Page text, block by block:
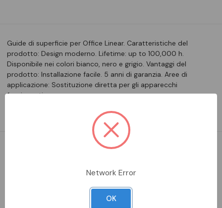
Guide di superficie per Office Linear. Caratteristiche del
prodotto: Design moderno. Lifetime: up to 100,000 h.
Disponibile nei colori bianco, nero e grigio. Vantaggi del
prodotto: Installazione facile. 5 anni di garanzia. Aree di
applicazione: Sostituzione diretta per gli apparecchi
funzionanti con…
Leggi la descrizione completa
Aggiungi alla comparazione
Network Error
OK